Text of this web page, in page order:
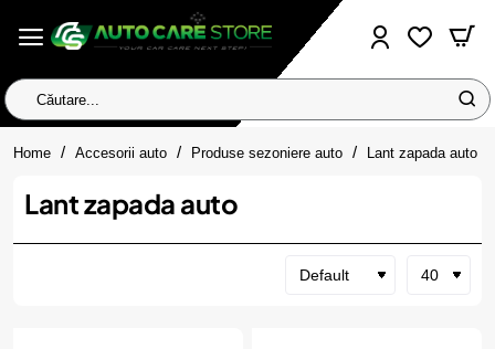
Căutare...
Home homeAccesorii auto Produse sezoniere auto Lant zapada auto
Lant zapada auto